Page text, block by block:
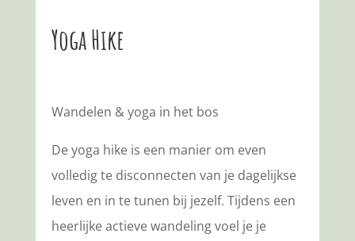
Yoga Hike
Wandelen & yoga in het bos
De yoga hike is een manier om even
volledig te disconnecten van je dagelijkse
leven en in te tunen bij jezelf. Tijdens een
heerlijke actieve wandeling voel je je